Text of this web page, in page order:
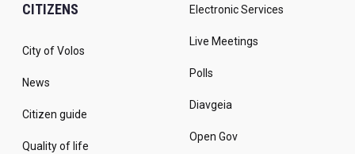
CITIZENS
City of Volos
News
Citizen guide
Quality of life
Electronic Services
Live Meetings
Polls
Diavgeia
Open Gov